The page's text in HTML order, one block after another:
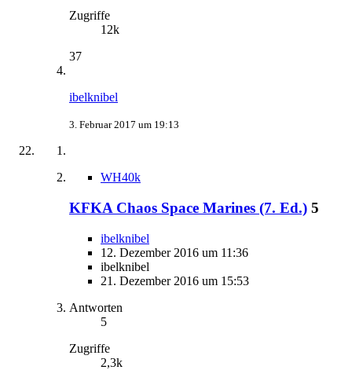
Zugriffe
12k
37
ibelknibel
3. Februar 2017 um 19:13
WH40k
KFKA Chaos Space Marines (7. Ed.) 5
ibelknibel
12. Dezember 2016 um 11:36
ibelknibel
21. Dezember 2016 um 15:53
Antworten
5
Zugriffe
2,3k